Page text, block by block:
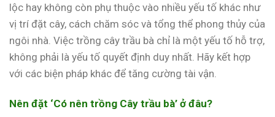
lộc hay không còn phụ thuộc vào nhiều yếu tố khác như
vị trí đặt cây, cách chăm sóc và tổng thể phong thủy của
ngôi nhà. Việc trồng cây trầu bà chỉ là một yếu tố hỗ trợ,
không phải là yếu tố quyết định duy nhất. Hãy kết hợp
với các biện pháp khác để tăng cường tài vận.
Nên đặt ‘Có nên trồng Cây trầu bà’ ở đâu?